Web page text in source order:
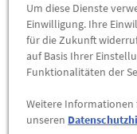
Um diese Dienste
Einwilligung. Ihre
für die Zukunft
auf Basis Ihrer
Funktionalitäten der
Weitere Informationen
unseren